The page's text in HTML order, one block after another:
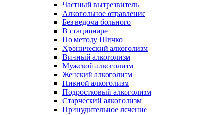
Частный вытрезвитель
Алкогольное отравление
Без ведома больного
В стационаре
По методу Шичко
Хронический алкоголизм
Винный алкоголизм
Мужской алкоголизм
Женский алкоголизм
Пивной алкоголизм
Подростковый алкоголизм
Старческий алкоголизм
Принудительное лечение